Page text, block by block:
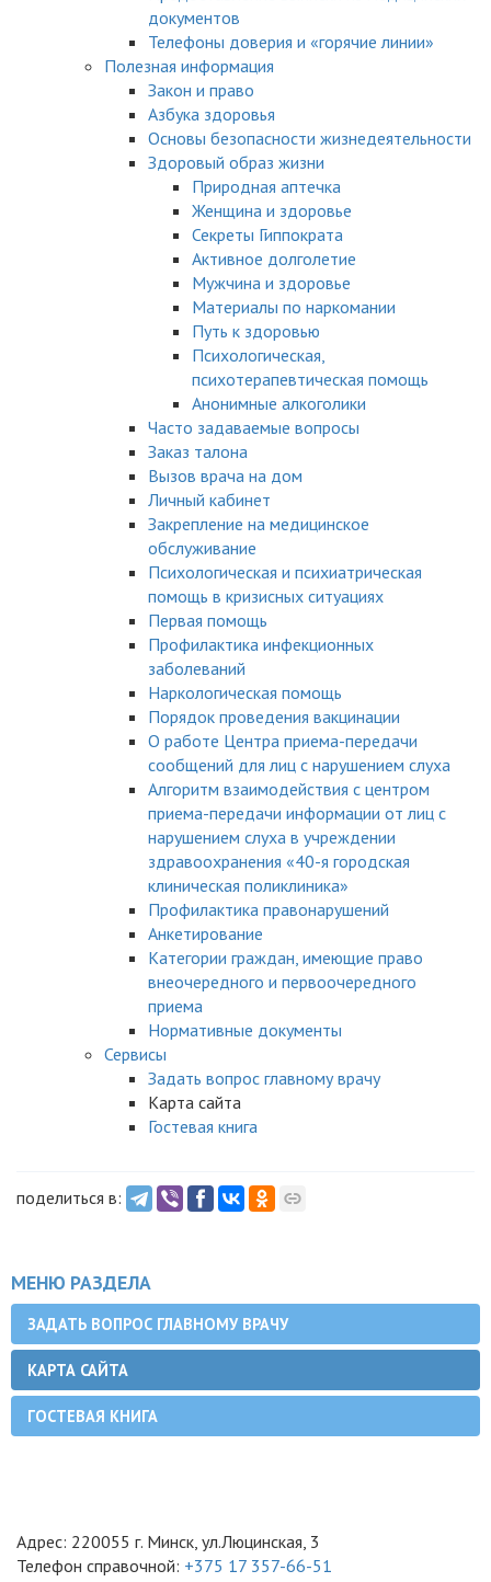
документов
Телефоны доверия и «горячие линии»
Полезная информация
Закон и право
Азбука здоровья
Основы безопасности жизнедеятельности
Здоровый образ жизни
Природная аптечка
Женщина и здоровье
Секреты Гиппократа
Активное долголетие
Мужчина и здоровье
Материалы по наркомании
Путь к здоровью
Психологическая,
психотерапевтическая помощь
Анонимные алкоголики
Часто задаваемые вопросы
Заказ талона
Вызов врача на дом
Личный кабинет
Закрепление на медицинское
обслуживание
Психологическая и психиатрическая
помощь в кризисных ситуациях
Первая помощь
Профилактика инфекционных
заболеваний
Наркологическая помощь
Порядок проведения вакцинации
О работе Центра приема-передачи
сообщений для лиц с нарушением слуха
Алгоритм взаимодействия с центром
приема-передачи информации от лиц с
нарушением слуха в учреждении
здравоохранения «40-я городская
клиническая поликлиника»
Профилактика правонарушений
Анкетирование
Категории граждан, имеющие право
внеочередного и первоочередного
приема
Нормативные документы
Сервисы
Задать вопрос главному врачу
Карта сайта
Гостевая книга
поделиться в:
МЕНЮ РАЗДЕЛА
ЗАДАТЬ ВОПРОС ГЛАВНОМУ ВРАЧУ
КАРТА САЙТА
ГОСТЕВАЯ КНИГА
Адрес: 220055 г. Минск, ул.Люцинская, 3
Телефон справочной: +375 17 357-66-51